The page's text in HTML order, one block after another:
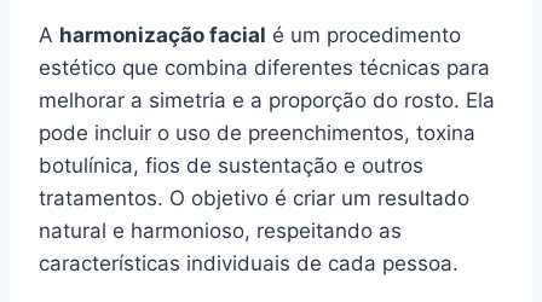
A harmonização facial é um procedimento
estético que combina diferentes técnicas para
melhorar a simetria e a proporção do rosto. Ela
pode incluir o uso de preenchimentos, toxina
botulínica, fios de sustentação e outros
tratamentos. O objetivo é criar um resultado
natural e harmonioso, respeitando as
características individuais de cada pessoa.